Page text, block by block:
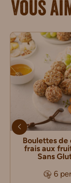
Vous
Boulettes de
frais aux
Sans
6